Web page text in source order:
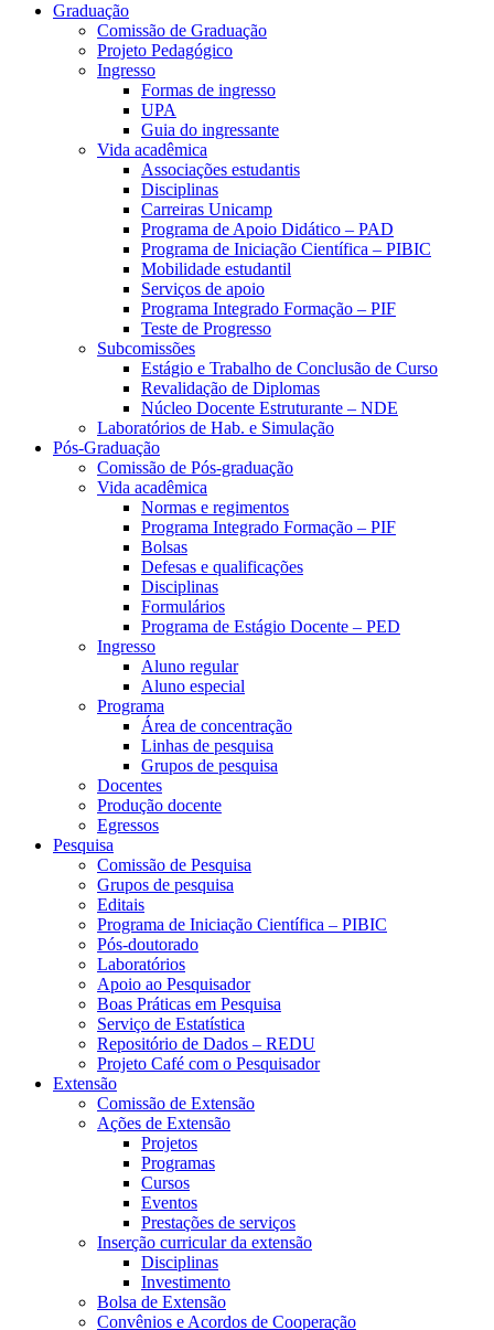
Graduação
Comissão de Graduação
Projeto Pedagógico
Ingresso
Formas de ingresso
UPA
Guia do ingressante
Vida acadêmica
Associações estudantis
Disciplinas
Carreiras Unicamp
Programa de Apoio Didático – PAD
Programa de Iniciação Científica – PIBIC
Mobilidade estudantil
Serviços de apoio
Programa Integrado Formação – PIF
Teste de Progresso
Subcomissões
Estágio e Trabalho de Conclusão de Curso
Revalidação de Diplomas
Núcleo Docente Estruturante – NDE
Laboratórios de Hab. e Simulação
Pós-Graduação
Comissão de Pós-graduação
Vida acadêmica
Normas e regimentos
Programa Integrado Formação – PIF
Bolsas
Defesas e qualificações
Disciplinas
Formulários
Programa de Estágio Docente – PED
Ingresso
Aluno regular
Aluno especial
Programa
Área de concentração
Linhas de pesquisa
Grupos de pesquisa
Docentes
Produção docente
Egressos
Pesquisa
Comissão de Pesquisa
Grupos de pesquisa
Editais
Programa de Iniciação Científica – PIBIC
Pós-doutorado
Laboratórios
Apoio ao Pesquisador
Boas Práticas em Pesquisa
Serviço de Estatística
Repositório de Dados – REDU
Projeto Café com o Pesquisador
Extensão
Comissão de Extensão
Ações de Extensão
Projetos
Programas
Cursos
Eventos
Prestações de serviços
Inserção curricular da extensão
Disciplinas
Investimento
Bolsa de Extensão
Convênios e Acordos de Cooperação